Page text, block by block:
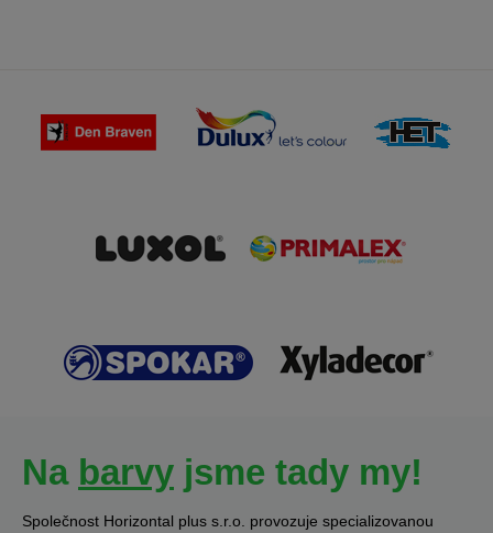
Na barvy jsme tady my!
Společnost Horizontal plus s.r.o. provozuje specializovanou